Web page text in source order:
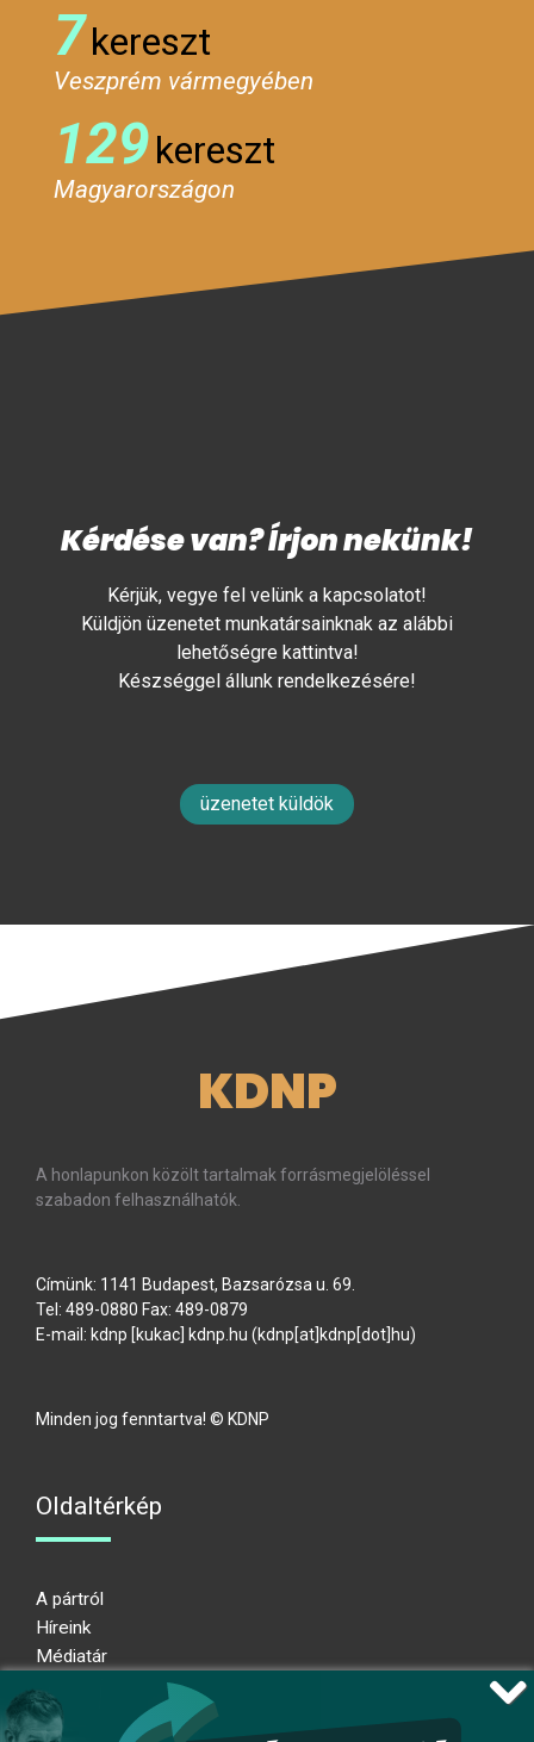
7kereszt
Veszprém vármegyében
129kereszt
Magyarországon
Kérdése van? Írjon nekünk!
Kérjük, vegye fel velünk a kapcsolatot!
Küldjön üzenetet munkatársainknak az alábbi
lehetőségre kattintva!
Készséggel állunk rendelkezésére!
üzenetet küldök
KDNP
A honlapunkon közölt tartalmak forrásmegjelöléssel
szabadon felhasználhatók.
Címünk: 1141 Budapest, Bazsarózsa u. 69.
Tel: 489-0880 Fax: 489-0879
E-mail: kdnp [kukac] kdnp.hu (kdnp[at]kdnp[dot]hu)
Minden jog fenntartva! © KDNP
Oldaltérkép
A pártról
Híreink
Médiatár
Adatkezelési nyilatkozat